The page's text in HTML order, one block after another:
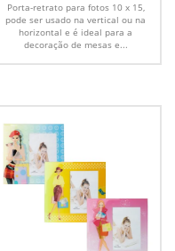
Porta-retrato para fotos 10 x 15,
pode ser usado na vertical ou na
horizontal e é ideal para a
decoração de mesas e...